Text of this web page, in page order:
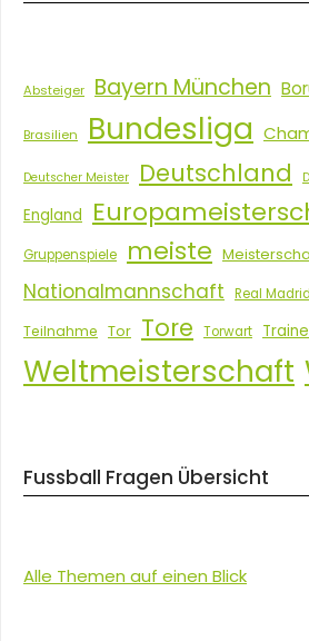
Absteiger Bayern München
Brasilien Bundesliga
Deutscher Meister Deutschland
England
Gruppenspiele meiste
Nationalmannschaft Real Madrid
Teilnahme Tor Tore Torwart
Weltmeisterschaft
Fussball Fragen Übersicht
Alle Themen auf einen Blick